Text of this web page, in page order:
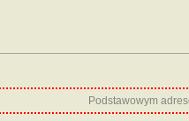
Podstawowym